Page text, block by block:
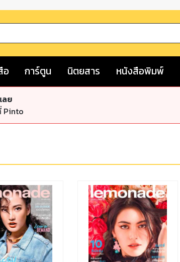
อ การ์ตูน นิตยสาร หนังสือพิมพ์
ลย
Pinto